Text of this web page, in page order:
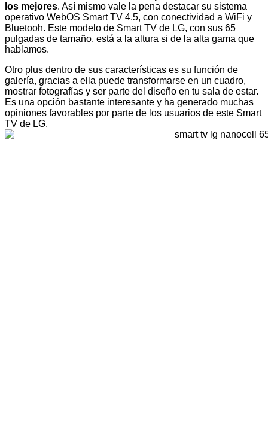
los mejores. Así mismo vale la pena destacar su sistema
operativo WebOS Smart TV 4.5, con conectividad a WiFi y
Bluetooh. Este modelo de Smart TV de LG, con sus 65
pulgadas de tamaño, está a la altura si de la alta gama que
hablamos.
Otro plus dentro de sus características es su función de
galería, gracias a ella puede transformarse en un cuadro,
mostrar fotografías y ser parte del diseño en tu sala de estar.
Es una opción bastante interesante y ha generado muchas
opiniones favorables por parte de los usuarios de este Smart
TV de LG.